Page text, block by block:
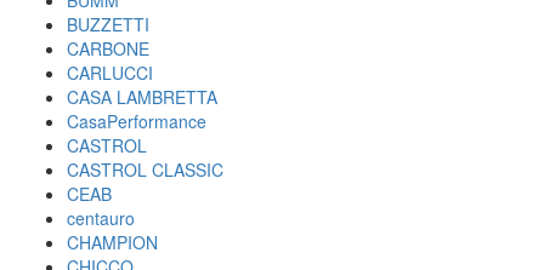
BUZZETTI
CARBONE
CARLUCCI
CASA LAMBRETTA
CasaPerformance
CASTROL
CASTROL CLASSIC
CEAB
centauro
CHAMPION